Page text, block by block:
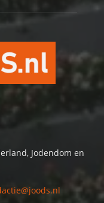
Jodendom en